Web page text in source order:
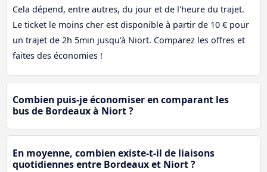
Cela dépend, entre autres, du jour et de l'heure du trajet.
Le ticket le moins cher est disponible à partir de 10 € pour
un trajet de 2h 5min jusqu'à Niort. Comparez les offres et
faites des économies !
Combien puis-je économiser en comparant les
bus de Bordeaux à Niort ?
En moyenne, combien existe-t-il de liaisons
quotidiennes entre Bordeaux et Niort ?